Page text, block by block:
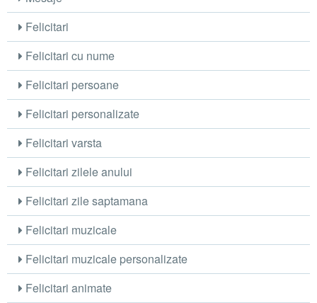
Felicitari
Felicitari cu nume
Felicitari persoane
Felicitari personalizate
Felicitari varsta
Felicitari zilele anului
Felicitari zile saptamana
Felicitari muzicale
Felicitari muzicale personalizate
Felicitari animate